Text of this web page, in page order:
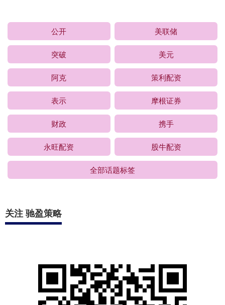
公开 美联储
突破 美元
阿克 策利配资
表示 摩根证券
财政 携手
永旺配资 股牛配资
全部话题标签
关注 驰盈策略